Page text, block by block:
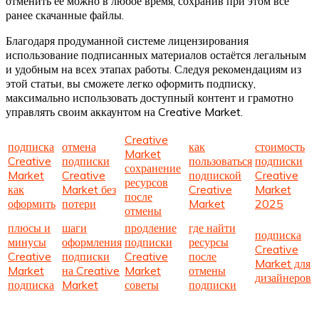
ранее скачанные файлы.
Благодаря продуманной системе лицензирования
использование подписанных материалов остаётся легальным
и удобным на всех этапах работы. Следуя рекомендациям из
этой статьи, вы сможете легко оформить подписку,
максимально использовать доступный контент и грамотно
управлять своим аккаунтом на Creative Market.
подписка
Creative
Market
как
оформить
отмена
подписки
Creative
Market без
потери
Creative
Market
сохранение
ресурсов
после
отмены
как
пользоваться
подпиской
Creative
Market
стоимость
подписки
Creative
Market
2025
плюсы и
минусы
Creative
Market
подписка
шаги
оформления
подписки
на Creative
Market
продление
подписки
Creative
Market
советы
где найти
ресурсы
после
отмены
подписки
подписка
Creative
Market для
дизайнеров